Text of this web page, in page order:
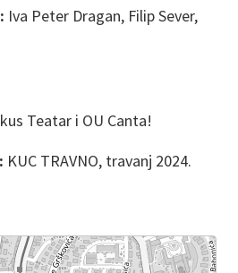
Iva Peter Dragan, Filip Sever,
Teatar i OU Canta!
KUC TRAVNO, travanj 2024.